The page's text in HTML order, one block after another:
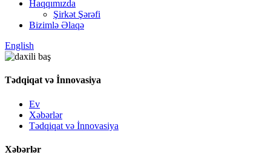
Haqqımızda
Şirkət Şərəfi
Bizimlə Əlaqə
English
Tədqiqat və İnnovasiya
Ev
Xəbərlər
Tədqiqat və İnnovasiya
Xəbərlər